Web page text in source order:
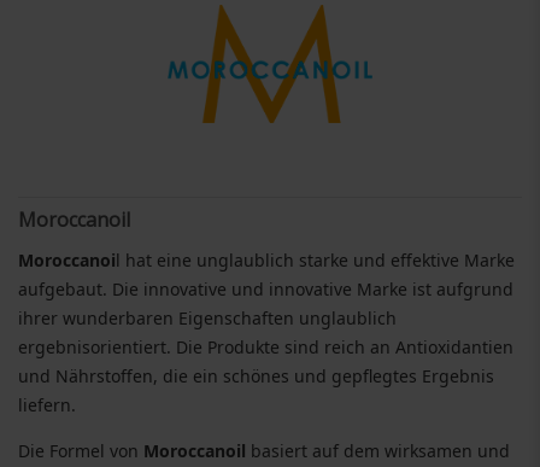
Moroccanoil
Moroccanoil hat eine unglaublich starke und effektive Marke
aufgebaut. Die innovative und innovative Marke ist aufgrund
ihrer wunderbaren Eigenschaften unglaublich
ergebnisorientiert. Die Produkte sind reich an Antioxidantien
und Nährstoffen, die ein schönes und gepflegtes Ergebnis
liefern.
Die Formel von Moroccanoil basiert auf dem wirksamen und